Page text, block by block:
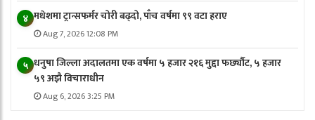
४ मधेशमा ट्रान्सफर्मर चोरी बढ्दो, पाँच वर्षमा ९९ वटा हराए
Aug 7, 2026 12:08 PM
५ धनुषा जिल्ला अदालतमा एक वर्षमा ५ हजार २१६ मुद्दा फर्छ्यौट, ५ हजार
५९ अझै विचाराधीन
Aug 6, 2026 3:25 PM